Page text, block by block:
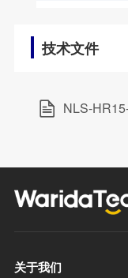
技术文件
关于我们